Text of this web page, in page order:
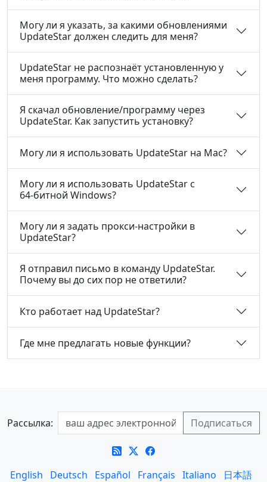
Могу ли я указать, за какими обновлениями
UpdateStar должен следить для меня?
UpdateStar не распознаёт установленную у
меня программу. Что можно сделать?
Я скачал обновление/программу через
UpdateStar. Как запустить установку?
Могу ли я использовать UpdateStar на Mac?
Могу ли я использовать UpdateStar с
64‑битной Windows?
Могу ли я задать прокси‑настройки в
UpdateStar?
Я отправил письмо в команду UpdateStar.
Почему вы до сих пор не ответили?
Кто работает над UpdateStar?
Где мне предлагать новые функции?
Рассылка:
English Deutsch Español Français Italiano
日本語